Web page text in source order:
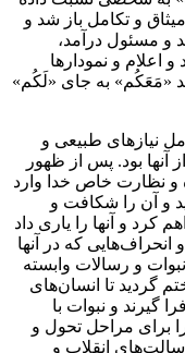
و تكامل باز شد و
و مسئول درآمد،
اعلام و نمودارها
«مَعَكُم» به جاى «لَكُم»
نيازهاى طبيعى و
آنها بود. پس از ظهور
و نظارت خاص خدا وارد
و آن را شكافت و
و آنها را يارى داد
كه در آنها
و رسالات وابسته
گرديد تا انسان‌هاى
گيرند و نبوات با
براى مراحل تحول و
انقلاب و